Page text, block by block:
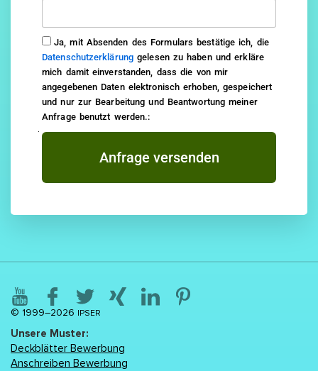
Ja, mit Absenden des Formulars bestätige ich, die
Datenschutzerklärung gelesen zu haben und erkläre
mich damit einverstanden, dass die von mir
angegebenen Daten elektronisch erhoben, gespeichert
und nur zur Bearbeitung und Beantwortung meiner
Anfrage benutzt werden.:
Anfrage versenden
© 1999–2026 IPSER
Unsere Muster:
Deckblätter Bewerbung
Anschreiben Bewerbung